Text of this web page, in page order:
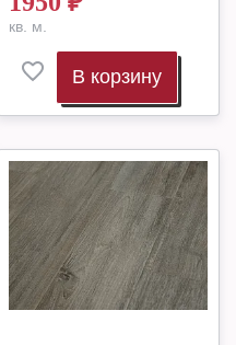
кв. м.
В корзину